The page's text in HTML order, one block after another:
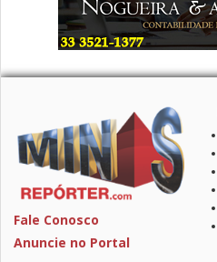
Fale Conosco
Anuncie no Portal